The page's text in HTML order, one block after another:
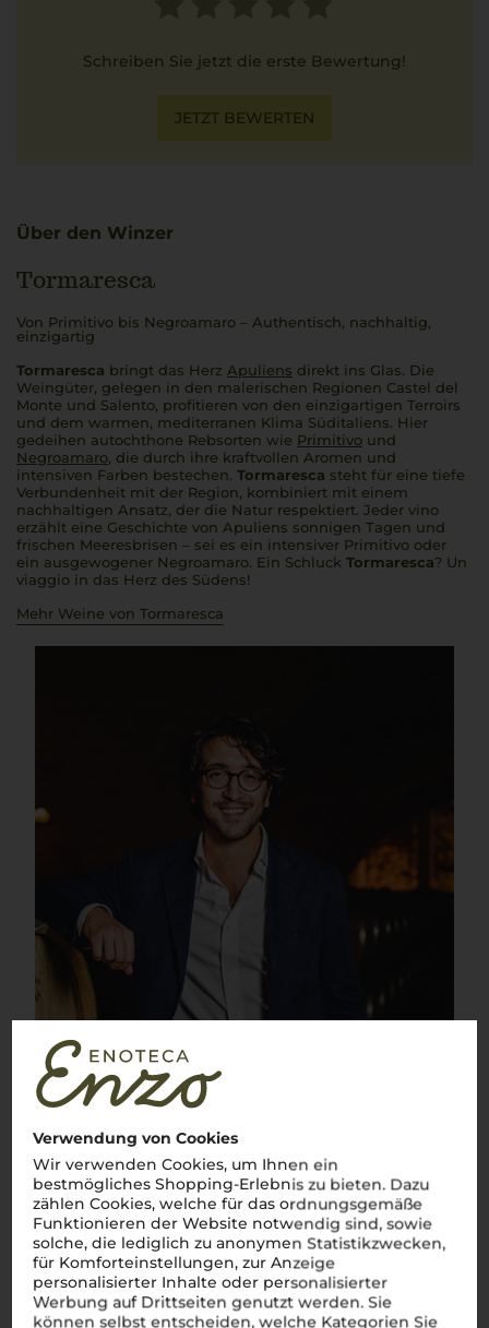
Verwendung von Cookies
Wir verwenden Cookies, um Ihnen ein
bestmögliches Shopping-Erlebnis zu bieten. Dazu
zählen Cookies, welche für das ordnungsgemäße
Funktionieren der Website notwendig sind, sowie
solche, die lediglich zu anonymen Statistikzwecken,
für Komforteinstellungen, zur Anzeige
personalisierter Inhalte oder personalisierter
Werbung auf Drittseiten genutzt werden. Sie
können selbst entscheiden, welche Kategorien Sie
Schreiben Sie jetzt die erste Bewertung!
JETZT BEWERTEN
Über den Winzer
Tormaresca
Von Primitivo bis Negroamaro – Authentisch, nachhaltig,
einzigartig
Tormaresca bringt das Herz Apuliens direkt ins Glas. Die
Weingüter, gelegen in den malerischen Regionen Castel del
Monte und Salento, profitieren von den einzigartigen Terroirs
und dem warmen, mediterranen Klima Süditaliens. Hier
gedeihen autochthone Rebsorten wie Primitivo und
Negroamaro, die durch ihre kraftvollen Aromen und
intensiven Farben bestechen. Tormaresca steht für eine tiefe
Verbundenheit mit der Region, kombiniert mit einem
nachhaltigen Ansatz, der die Natur respektiert. Jeder vino
erzählt eine Geschichte von Apuliens sonnigen Tagen und
frischen Meeresbrisen – sei es ein intensiver Primitivo oder
ein ausgewogener Negroamaro. Ein Schluck Tormaresca? Un
viaggio in das Herz des Südens!
Mehr Weine von Tormaresca
Über die Region
Salento IGP